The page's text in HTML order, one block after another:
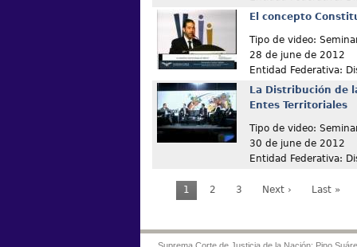
El concepto
Tipo de video:
28 de june de 2012
Entidad Federativa:
La Distribución de
Entes Territoriales
Tipo de video:
30 de june de 2012
Entidad Federativa:
1 2 3 Next › Last »